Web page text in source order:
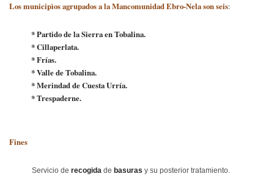
Los municipìos agrupados a la Mancomunidad Ebro-Nela son seis:
* Partido de la Sierra en Tobalina.
* Cillaperlata.
* Frías.
* Valle de Tobalina.
* Merindad de Cuesta Urría.
* Trespaderne.
Fines
Servicio de recogida de basuras y su posterior tratamiento.